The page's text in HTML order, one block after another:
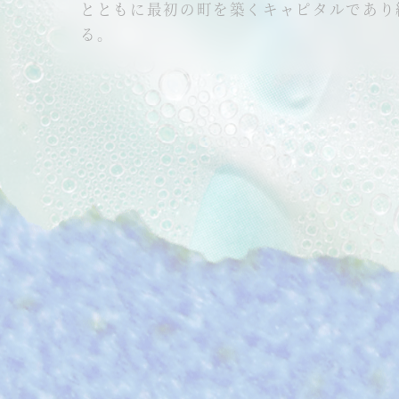
とともに最初の町を築くキャピタルであ
る。